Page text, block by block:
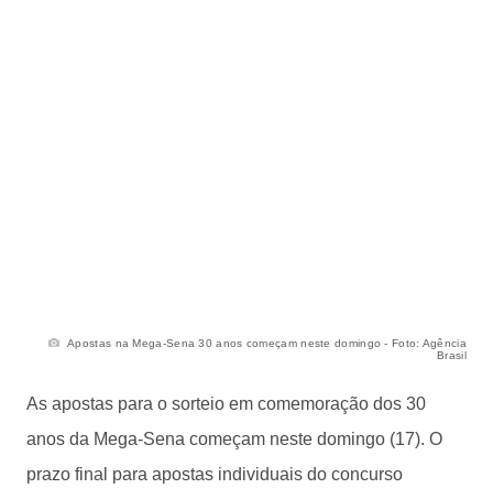
Apostas na Mega-Sena 30 anos começam neste domingo - Foto: Agência
Brasil
As apostas para o sorteio em comemoração dos 30
anos da Mega-Sena começam neste domingo (17). O
prazo final para apostas individuais do concurso